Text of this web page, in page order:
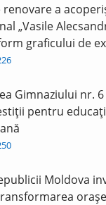
renovare a
„Vasile
graficului de
Gimnaziului nr.
pentru
Moldova